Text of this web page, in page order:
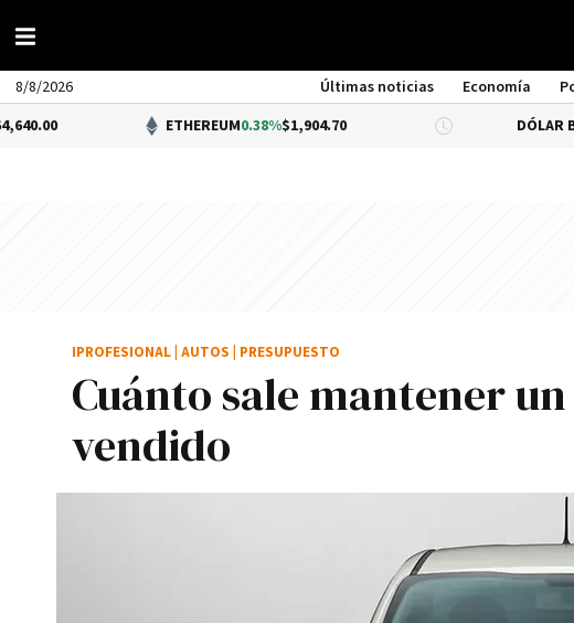
8/8/2026 Últimas noticias Economía
ETHEREUM 0.38%$1,904.70 DÓLAR BNA0.34%
Cuánto sale mantener
vendido
IPROFESIONAL AUTOS PRESUPUESTO